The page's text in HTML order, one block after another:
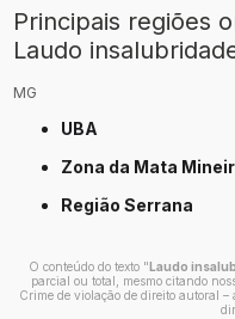
Principais regiões
Laudo
MG
UBA
Zona da Mata
Região Serrana
O conteúdo do texto "Laudo
parcial ou total, mesmo citando
Crime de violação de direito autoral –